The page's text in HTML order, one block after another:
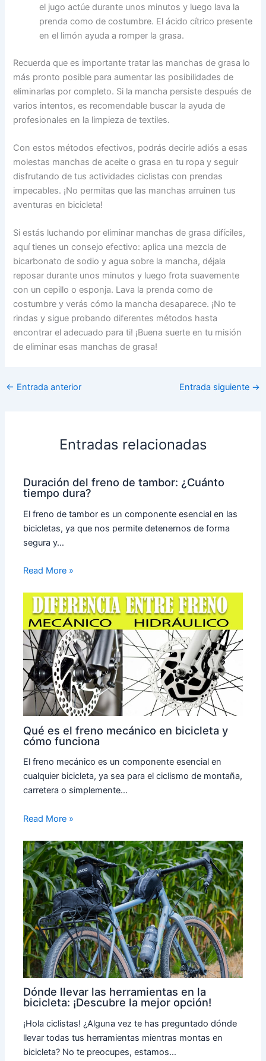
el jugo actúe durante unos minutos y luego lava la
prenda como de costumbre. El ácido cítrico presente
en el limón ayuda a romper la grasa.
Recuerda que es importante tratar las manchas de grasa lo
más pronto posible para aumentar las posibilidades de
eliminarlas por completo. Si la mancha persiste después de
varios intentos, es recomendable buscar la ayuda de
profesionales en la limpieza de textiles.
Con estos métodos efectivos, podrás decirle adiós a esas
molestas manchas de aceite o grasa en tu ropa y seguir
disfrutando de tus actividades ciclistas con prendas
impecables. ¡No permitas que las manchas arruinen tus
aventuras en bicicleta!
Si estás luchando por eliminar manchas de grasa difíciles,
aquí tienes un consejo efectivo: aplica una mezcla de
bicarbonato de sodio y agua sobre la mancha, déjala
reposar durante unos minutos y luego frota suavemente
con un cepillo o esponja. Lava la prenda como de
costumbre y verás cómo la mancha desaparece. ¡No te
rindas y sigue probando diferentes métodos hasta
encontrar el adecuado para ti! ¡Buena suerte en tu misión
de eliminar esas manchas de grasa!
← Entrada anterior Entrada siguiente →
Entradas relacionadas
Duración del freno de tambor: ¿Cuánto
tiempo dura?
El freno de tambor es un componente esencial en las
bicicletas, ya que nos permite detenernos de forma
segura y…
Read More »
Qué es el freno mecánico en bicicleta y
cómo funciona
El freno mecánico es un componente esencial en
cualquier bicicleta, ya sea para el ciclismo de montaña,
carretera o simplemente…
Read More »
Dónde llevar las herramientas en la
bicicleta: ¡Descubre la mejor opción!
¡Hola ciclistas! ¿Alguna vez te has preguntado dónde
llevar todas tus herramientas mientras montas en
bicicleta? No te preocupes, estamos…